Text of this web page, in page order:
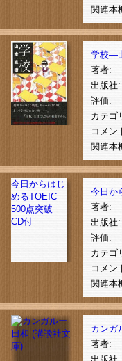
関連本
学校―
著者:
出版社:
評価:
カテゴ
コメン
関連本
今日からはじ
めるTOEIC
500点突破
CD付
今日か
著者:
出版社:
評価:
カテゴ
コメン
関連本
カンガ
著者: